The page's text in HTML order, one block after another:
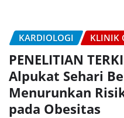
KARDIOLOGI KLINIK
PENELITIAN
Alpukat Sehari
Menurunkan
pada Obesitas